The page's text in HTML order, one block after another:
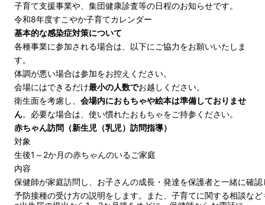
子育て支援事業や、集団健康診査等の日程のお知らせです。
令和8年度すこやか子育てカレンダー
基本的な感染症対策について
各種事業に参加される場合は、以下にご協力をお願いいたしま
す。
体調が悪い場合は参加をお控えください。
会場にはできるだけ最小の人数でお越しください。
衛生面を考慮し、 会場内におもちゃや絵本は準備しておりませ
ん。必要な場合は、使い慣れたおもちゃをご持参ください。
赤ちゃん訪問（新生児（乳児）訪問指導）
対象
生後1～2か月の赤ちゃんのいるご家庭
内容
保健師が家庭訪問し、お子さんの成長・発達を保護者と一緒に確
予防接種の受け方の説明をします。また、子育てに関する相談な